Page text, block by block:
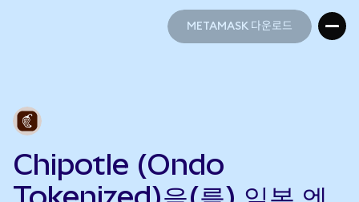
METAMASK 다운로드
Chipotle (Ondo